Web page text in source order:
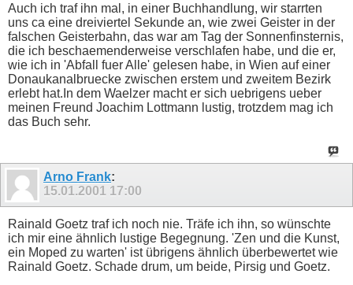
Auch ich traf ihn mal, in einer Buchhandlung, wir starrten
uns ca eine dreiviertel Sekunde an, wie zwei Geister in der
falschen Geisterbahn, das war am Tag der Sonnenfinsternis,
die ich beschaemenderweise verschlafen habe, und die er,
wie ich in 'Abfall fuer Alle' gelesen habe, in Wien auf einer
Donaukanalbruecke zwischen erstem und zweitem Bezirk
erlebt hat.In dem Waelzer macht er sich uebrigens ueber
meinen Freund Joachim Lottmann lustig, trotzdem mag ich
das Buch sehr.
Arno Frank:
15.01.2001 17:00
Rainald Goetz traf ich noch nie. Träfe ich ihn, so wünschte
ich mir eine ähnlich lustige Begegnung. 'Zen und die Kunst,
ein Moped zu warten' ist übrigens ähnlich überbewertet wie
Rainald Goetz. Schade drum, um beide, Pirsig und Goetz.